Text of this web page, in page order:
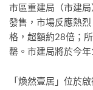
市區重建局（市建
發售，市場反應熱
格，超額約28倍；
罄。市建局將於今
「煥然壹居」位於